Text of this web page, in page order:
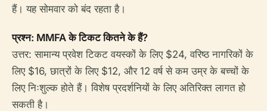
हैं। यह सोमवार को बंद रहता है।
प्रश्न: MMFA के टिकट कितने के हैं?
उत्तर: सामान्य प्रवेश टिकट वयस्कों के लिए $24, वरिष्ठ नागरिकों के
लिए $16, छात्रों के लिए $12, और 12 वर्ष से कम उम्र के बच्चों के
लिए निःशुल्क होते हैं। विशेष प्रदर्शनियों के लिए अतिरिक्त लागत हो
सकती है।